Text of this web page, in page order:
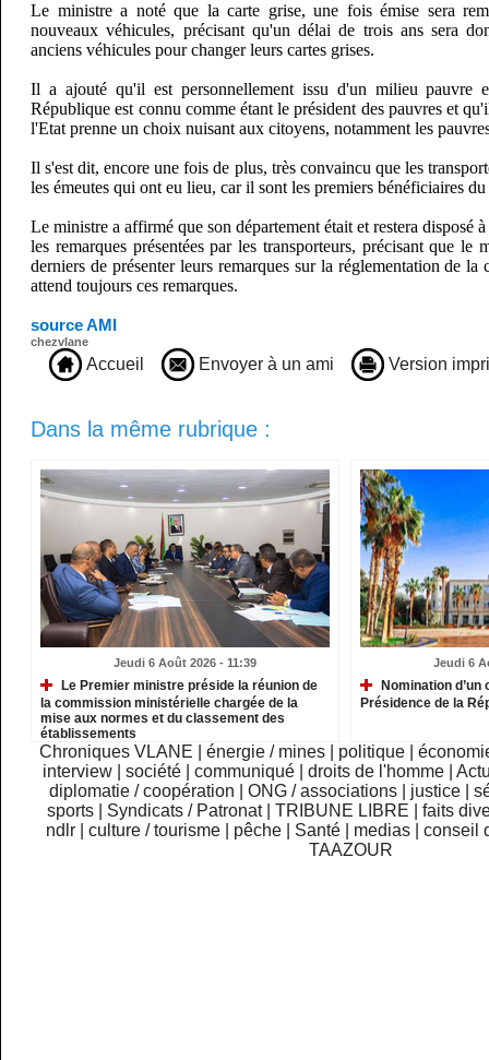
Le ministre a noté que la carte grise, une fois émise sera
nouveaux véhicules, précisant qu'un délai de trois ans sera
anciens véhicules pour changer leurs cartes grises.
Il a ajouté qu'il est personnellement issu d'un milieu pauvre
République est connu comme étant le président des pauvres et
l'Etat prenne un choix nuisant aux citoyens, notamment les
Il s'est dit, encore une fois de plus, très convaincu que les
les émeutes qui ont eu lieu, car il sont les premiers bénéficiaires
Le ministre a affirmé que son département était et restera disposé
les remarques présentées par les transporteurs, précisant que le
derniers de présenter leurs remarques sur la réglementation de
attend toujours ces remarques.
source AMI
chezvlane
Accueil Envoyer à un ami Version
Dans la même rubrique :
Jeudi 6 Août 2026 - 11:39
Le Premier ministre préside la réunion de
la commission ministérielle chargée de la
mise aux normes et du classement des
établissements
Jeudi 6
Nomination
Présidence de la
Chroniques VLANE énergie / mines politique
interview
|société |communiqué |droits de l'homme |
diplomatie / coopération
ONG / associations justice
sports
Syndicats / Patronat TRIBUNE LIBRE
faits
ndlr
|culture / tourisme pêche Santé medias |conseil
TAAZOUR